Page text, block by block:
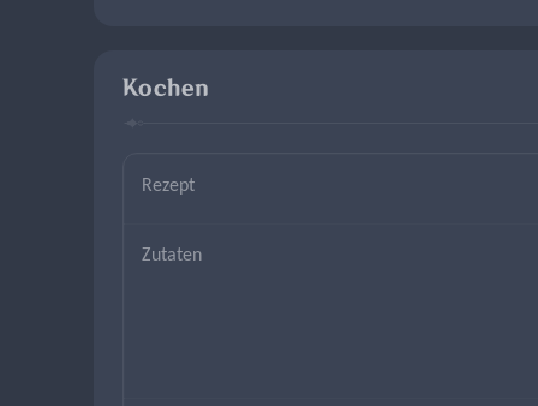
Kochen
Rezept
Zutaten